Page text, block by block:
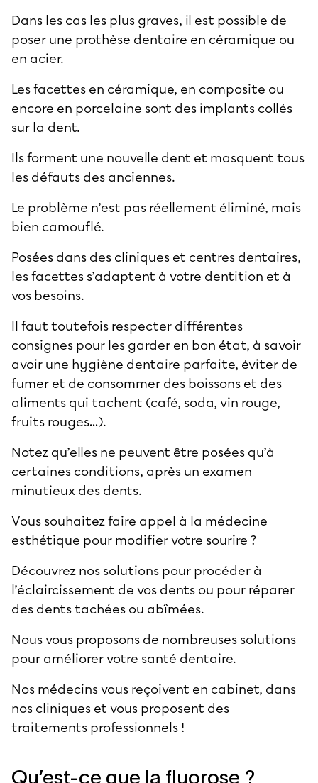
Dans les cas les plus graves, il est possible de
poser une prothèse dentaire en céramique ou
en acier.
Les facettes en céramique, en composite ou
encore en porcelaine sont des implants collés
sur la dent.
Ils forment une nouvelle dent et masquent tous
les défauts des anciennes.
Le problème n’est pas réellement éliminé, mais
bien camouflé.
Posées dans des cliniques et centres dentaires,
les facettes s’adaptent à votre dentition et à
vos besoins.
Il faut toutefois respecter différentes
consignes pour les garder en bon état, à savoir
avoir une hygiène dentaire parfaite, éviter de
fumer et de consommer des boissons et des
aliments qui tachent (café, soda, vin rouge,
fruits rouges…).
Notez qu’elles ne peuvent être posées qu’à
certaines conditions, après un examen
minutieux des dents.
Vous souhaitez faire appel à la médecine
esthétique pour modifier votre sourire ?
Découvrez nos solutions pour procéder à
l’éclaircissement de vos dents ou pour réparer
des dents tachées ou abîmées.
Nous vous proposons de nombreuses solutions
pour améliorer votre santé dentaire.
Nos médecins vous reçoivent en cabinet, dans
nos cliniques et vous proposent des
traitements professionnels !
Qu’est-ce que la fluorose ?